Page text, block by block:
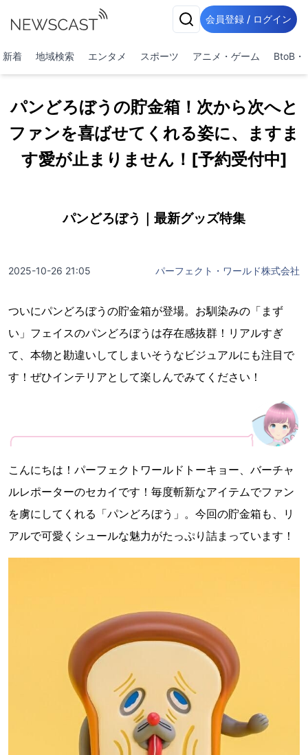
会員登録 / ログイン
新着 地域検索 エンタメ スポーツ アニメ・ゲーム BtoB・
パンどろぼうの貯金箱！次から次へと
ファンを喜ばせてくれる姿に、ますま
す愛が止まりません！[予約受付中]
パンどろぼう｜最新グッズ特集
2025-10-26 21:05 パーフェクト・ワールド株式会社
ついにパンどろぼうの貯金箱が登場。お馴染みの「まず
い」フェイスのパンどろぼうは存在感抜群！リアルすぎ
て、本物と勘違いしてしまいそうなビジュアルにも注目で
す！ぜひインテリアとして楽しんでみてください！
こんにちは！パーフェクトワールドトーキョー、バーチャ
ルレポーターのセカイです！毎度斬新なアイテムでファン
を虜にしてくれる「パンどろぼう」。今回の貯金箱も、リ
アルで可愛くシュールな魅力がたっぷり詰まっています！